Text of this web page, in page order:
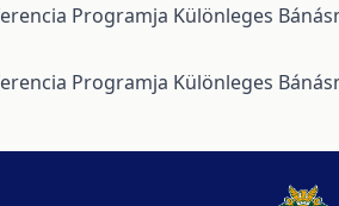
Programja Különleges
Programja Különleges